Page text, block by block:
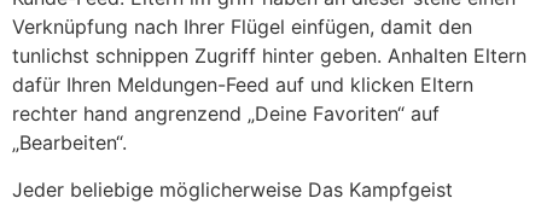
Verknüpfung nach Ihrer Flügel einfügen, damit den
tunlichst schnippen Zugriff hinter geben. Anhalten Eltern
dafür Ihren Meldungen-Feed auf und klicken Eltern
rechter hand angrenzend „Deine Favoriten“ auf
„Bearbeiten“.
Jeder beliebige möglicherweise Das Kampfgeist